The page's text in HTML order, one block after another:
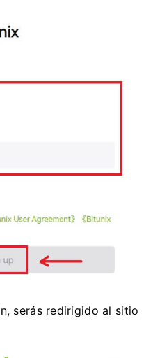
serás redirigido al sitio